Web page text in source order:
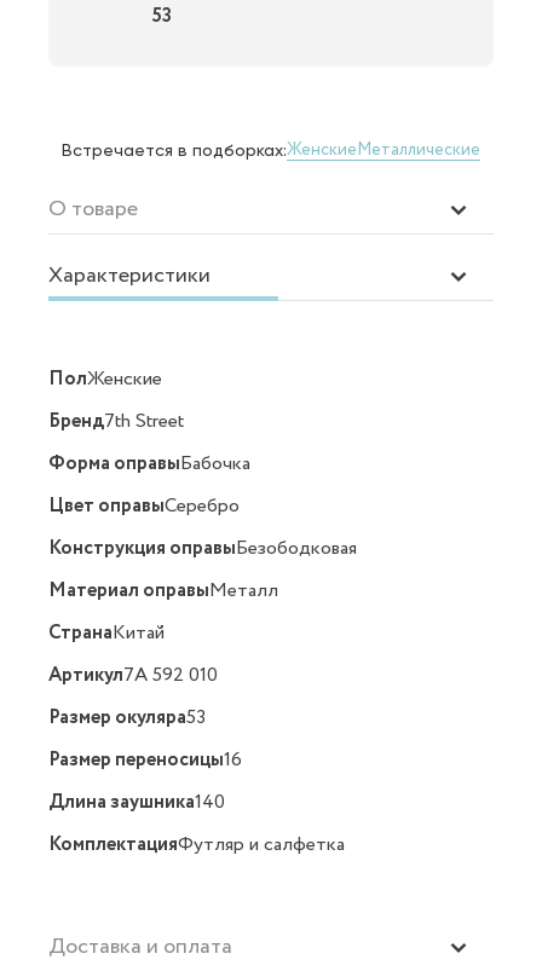
53
Встречается в подборках:ЖенскиеМеталлические
О товаре
Характеристики
ПолЖенские
Бренд7th Street
Форма оправыБабочка
Цвет оправыСеребро
Конструкция оправыБезободковая
Материал оправыМеталл
СтранаКитай
Артикул7A 592 010
Размер окуляра53
Размер переносицы16
Длина заушника140
КомплектацияФутляр и салфетка
Доставка и оплата